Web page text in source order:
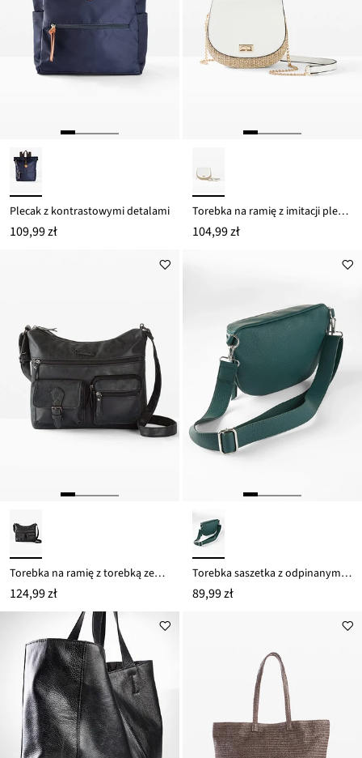
Plecak z kontrastowymi detalami
109,99 zł
Torebka na ramię z imitacji plecionki
104,99 zł
Torebka na ramię z torebką zewnętrzną
124,99 zł
Torebka saszetka z odpinanym paskiem na ramię
89,99 zł